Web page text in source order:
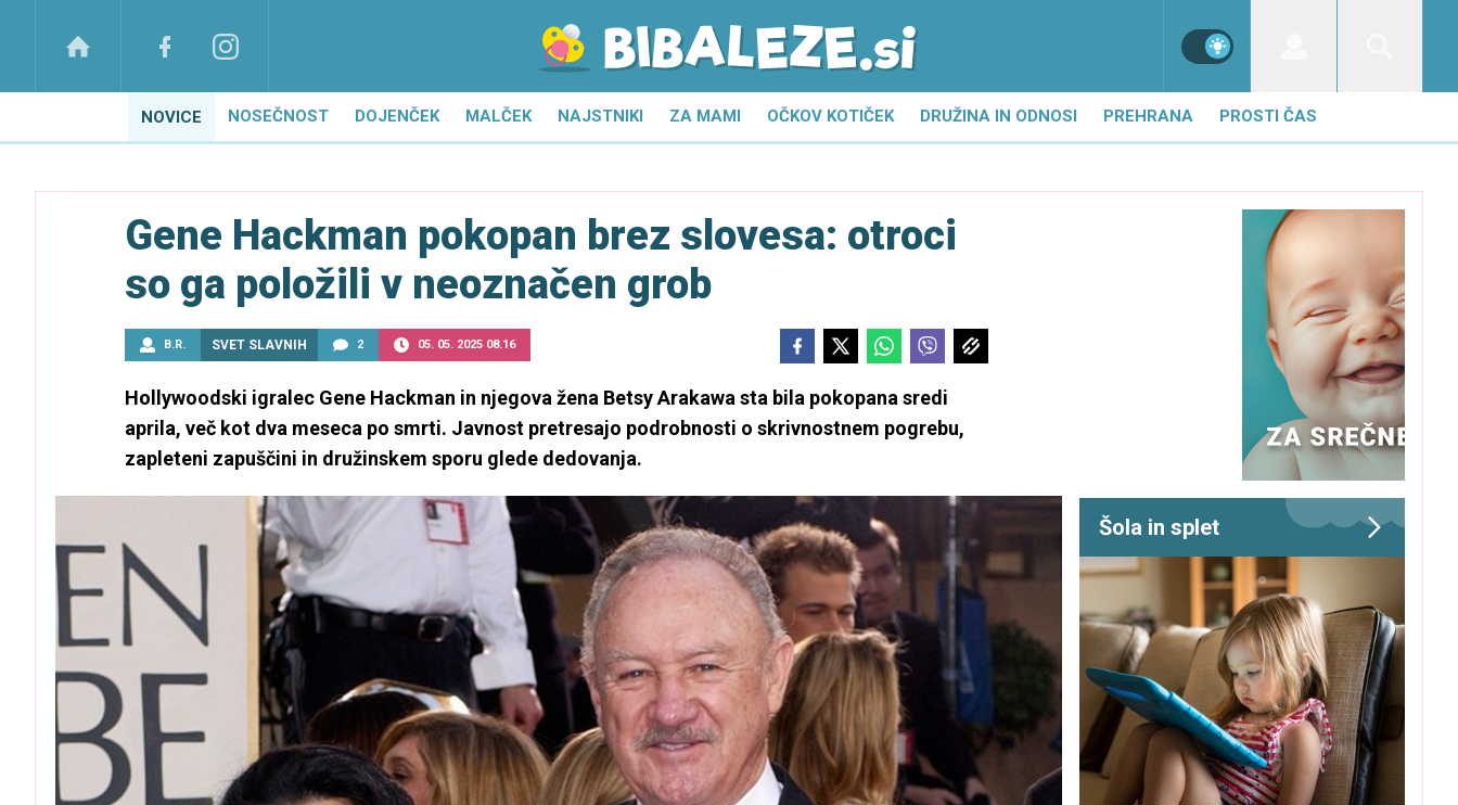
NOVICE NOSEČNOST DOJENČEK MALČEK NAJSTNIKI ZA MAMI OČKOV KOTIČEK DRUŽINA IN ODNOSI PREHRANA PROSTI ČAS
Gene Hackman pokopan brez slovesa: otroci
so ga položili v neoznačen grob
B.R. SVET SLAVNIH 2 05. 05. 2025 08.16
Hollywoodski igralec Gene Hackman in njegova žena Betsy Arakawa sta bila pokopana sredi
aprila, več kot dva meseca po smrti. Javnost pretresajo podrobnosti o skrivnostnem pogrebu,
zapleteni zapuščini in družinskem sporu glede dedovanja.
Šola in splet